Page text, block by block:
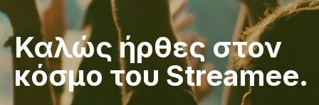
Καλώς ήρθες στον
κόσμο του Streamee.